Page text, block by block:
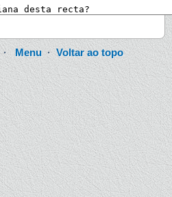
Menu ·Voltar ao topo